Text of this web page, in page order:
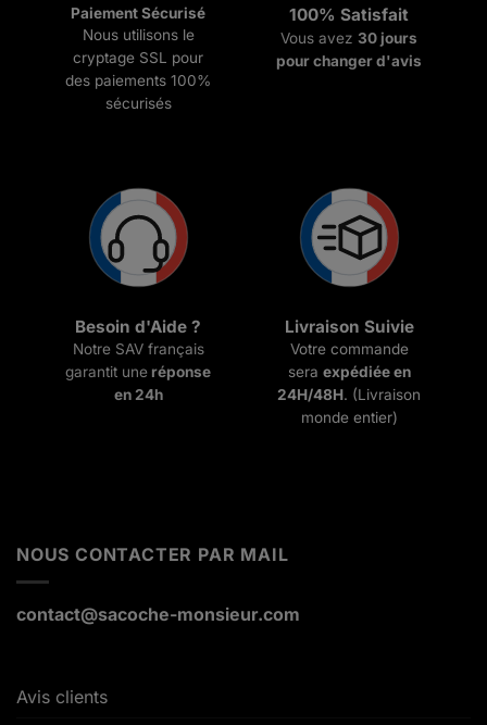
Paiement Sécurisé
Nous utilisons le
cryptage SSL pour
des paiements 100%
sécurisés
100% Satisfait
Vous avez 30 jours
pour changer d'avis
Besoin d'Aide ?
Notre SAV français
garantit une réponse
en 24h
Livraison Suivie
Votre commande
sera expédiée en
24H/48H. (Livraison
monde entier)
NOUS CONTACTER PAR MAIL
contact@sacoche-monsieur.com
Avis clients